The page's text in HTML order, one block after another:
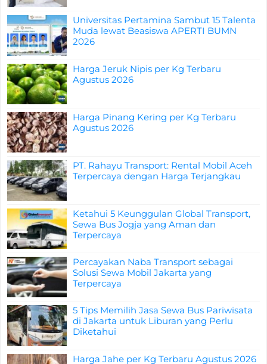
Universitas Pertamina Sambut 15 Talenta
Muda lewat Beasiswa APERTI BUMN
2026
Harga Jeruk Nipis per Kg Terbaru
Agustus 2026
Harga Pinang Kering per Kg Terbaru
Agustus 2026
PT. Rahayu Transport: Rental Mobil Aceh
Terpercaya dengan Harga Terjangkau
Ketahui 5 Keunggulan Global Transport,
Sewa Bus Jogja yang Aman dan
Terpercaya
Percayakan Naba Transport sebagai
Solusi Sewa Mobil Jakarta yang
Terpercaya
5 Tips Memilih Jasa Sewa Bus Pariwisata
di Jakarta untuk Liburan yang Perlu
Diketahui
Harga Jahe per Kg Terbaru Agustus 2026